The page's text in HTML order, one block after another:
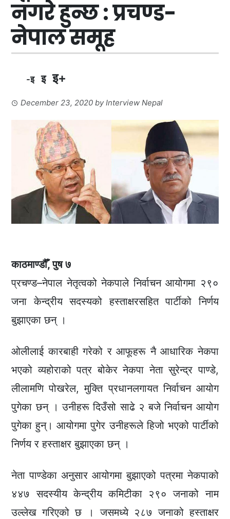
नगरे हुन्छ : प्रचण्ड-
नेपाल समूह
-इ इ इ+
December 23, 2020 byInterview Nepal
काठमाण्डौँ, पुष ७
प्रचण्ड–नेपाल नेतृत्वको नेकपाले निर्वाचन आयोगमा २९०
जना केन्द्रीय सदस्यको हस्ताक्षरसहित पार्टीको निर्णय
बुझाएका छन् ।
ओलीलाई कारबाही गरेको र आफूहरू नै आधारिक नेकपा
भएको व्यहोराको पत्र बोकेर नेकपा नेता सुरेन्द्र पाण्डे,
लीलामणि पोखरेल, मुक्ति प्रधानलगायत निर्वाचन आयोग
पुगेका छन् । उनीहरू दिउँसो साढे २ बजे निर्वाचन आयोग
पुगेका हुन्। आयोगमा पुगेर उनीहरूले हिजो भएको पार्टीको
निर्णय र हस्ताक्षर बुझाएका छन् ।
नेता पाण्डेका अनुसार आयोगमा बुझाएको पत्रमा नेकपाको
४४७ सदस्यीय केन्द्रीय कमिटीका २९० जनाको नाम
उल्लेख गरिएको छ । जसमध्ये २८७ जनाको हस्ताक्षर